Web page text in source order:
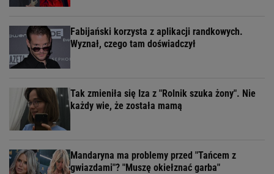
Fabijański korzysta z aplikacji randkowych.
Wyznał, czego tam doświadczył
Tak zmieniła się Iza z "Rolnik szuka żony". Nie
każdy wie, że została mamą
Mandaryna ma problemy przed "Tańcem z
gwiazdami"? "Muszę okiełznać garba"